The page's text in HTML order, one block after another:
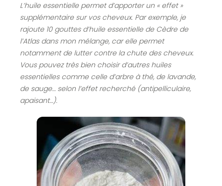
L’huile essentielle permet d’apporter un « effet »
supplémentaire sur vos cheveux. Par exemple, je
rajoute 10 gouttes d’huile essentielle de Cèdre de
l’Atlas dans mon mélange, car elle permet
notamment de lutter contre la chute des cheveux.
Vous pouvez très bien choisir d’autres huiles
essentielles comme celle d’arbre à thé, de lavande,
de sauge… selon l’effet recherché (antipelliculaire,
apaisant…).